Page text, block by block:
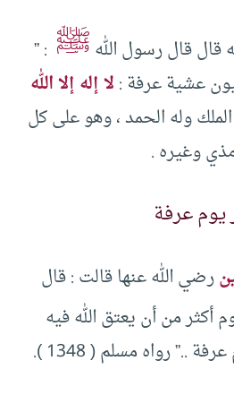
قال رسول اللهﷺ : ”
عشية عرفة :لا إله إلا الله
وله الحمد ، وهو على كل
وغيره .
يوم عرفة
رضي الله عنها قالت : قال
أكثر من أن يعتق الله فيه
..” رواه مسلم ( 1348 ).